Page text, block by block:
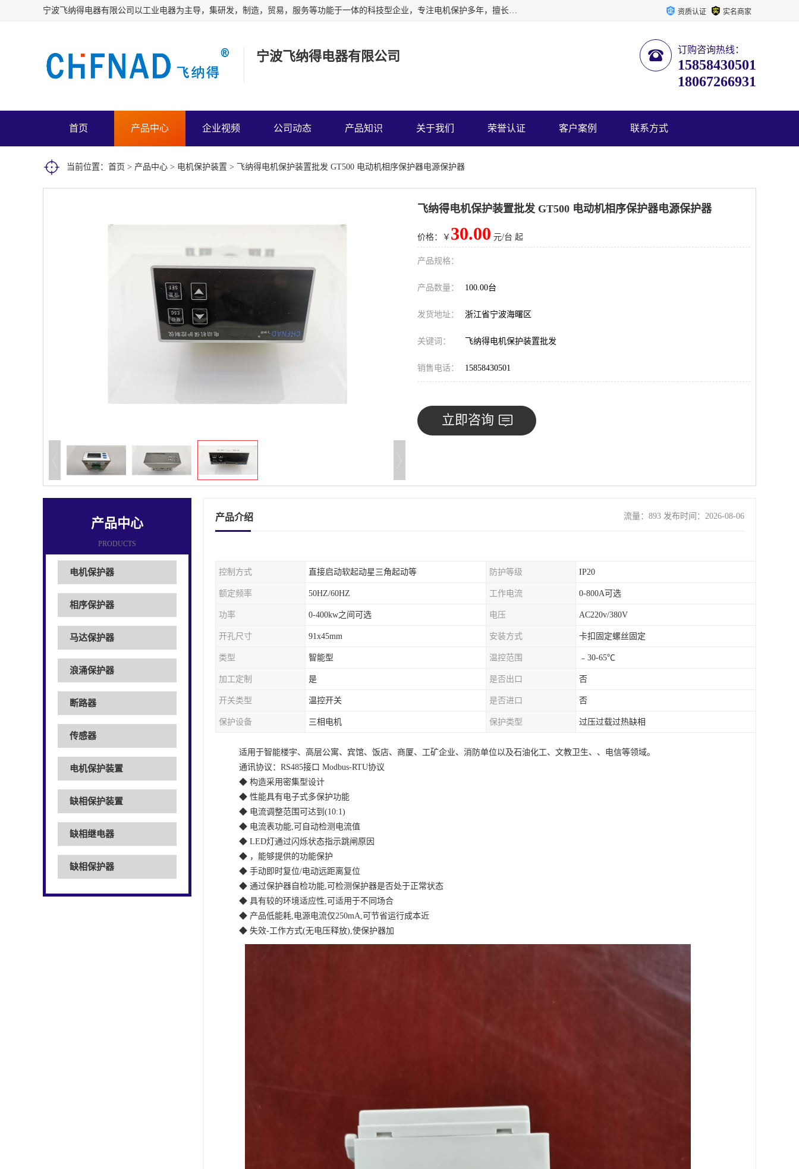
宁波飞纳得电器有限公司以工业电器为主导，集研发，制造，贸易，服务等功能于一体的科技型企业，专注电机保护多年，擅长单片机技术在工业控制、电力电子、汽车电子等领域的应用。主要产品有电机保护器，缺相保护器，相序保护器，电压电流表，浪涌保护器，温控器等我们的使命是通过系统的解决方案为客户创造高的价值，我们也热诚欢迎国内外客户来公司考察交流。 资质认证 实名商家
宁波飞纳得电器有限公司 订购咨询热线：
15858430501
18067266931
首页 产品中心 企业视频 公司动态 产品知识 关于我们 荣誉认证 客户案例 联系方式
当前位置： 首页 > 产品中心 > 电机保护装置 > 飞纳得电机保护装置批发 GT500 电动机相序保护器电源保护器
飞纳得电机保护装置批发 GT500 电动机相序保护器电源保护器
价格：￥ 30.00 元/台 起
产品规格：
产品数量： 100.00台
发货地址： 浙江省宁波海曙区
关键词： 飞纳得电机保护装置批发
销售电话： 15858430501
立即咨询
产品中心
PRODUCTS
电机保护器
相序保护器
马达保护器
浪涌保护器
断路器
传感器
电机保护装置
缺相保护装置
缺相继电器
缺相保护器
产品介绍 流量：893 发布时间：2026-08-06
控制方式 直接启动软起动星三角起动等 防护等级 IP20
额定频率 50HZ/60HZ 工作电流 0-800A可选
功率 0-400kw之间可选 电压 AC220v/380V
开孔尺寸 91x45mm 安装方式 卡扣固定螺丝固定
类型 智能型 温控范围 ﹣30-65℃
加工定制 是 是否出口 否
开关类型 温控开关 是否进口 否
保护设备 三相电机 保护类型 过压过载过热缺相
适用于智能楼宇、高层公寓、宾馆、饭店、商厦、工矿企业、消防单位以及石油化工、文教卫生、、电信等领域。
通讯协议：RS485接口 Modbus-RTU协议
◆ 构造采用密集型设计
◆ 性能具有电子式多保护功能
◆ 电流调整范围可达到(10:1)
◆ 电流表功能,可自动检测电流值
◆ LED灯通过闪烁状态指示跳闸原因
◆ ，能够提供的功能保护
◆ 手动即时复位/电动远距离复位
◆ 通过保护器自检功能,可检测保护器是否处于正常状态
◆ 具有较的环境适应性,可适用于不同场合
◆ 产品低能耗,电源电流仅250mA,可节省运行成本近
◆ 失效-工作方式(无电压释放),使保护器加